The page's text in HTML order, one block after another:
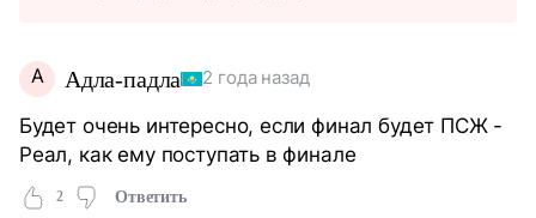
А Адла-падла 2 года назад
Будет очень интересно, если финал будет ПСЖ -
Реал, как ему поступать в финале
2 Ответить